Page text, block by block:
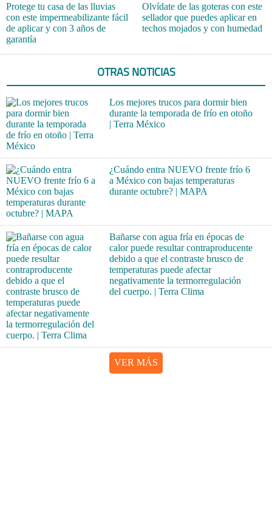
Protege tu casa de las lluvias
con este impermeabilizante fácil
de aplicar y con 3 años de
garantía
Olvídate de las goteras con este
sellador que puedes aplicar en
techos mojados y con humedad
OTRAS NOTICIAS
Los mejores trucos para dormir bien
durante la temporada de frío en otoño
| Terra México
¿Cuándo entra NUEVO frente frío 6
a México con bajas temperaturas
durante octubre? | MAPA
Bañarse con agua fría en épocas de
calor puede resultar contraproducente
debido a que el contraste brusco de
temperaturas puede afectar
negativamente la termorregulación
del cuerpo. | Terra Clima
VER MÁS